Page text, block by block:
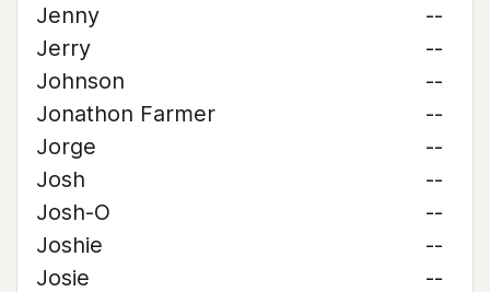
Jenny
--
Jerry
--
Johnson
--
Jonathon Farmer
--
Jorge
--
Josh
--
Josh-O
--
Joshie
--
Josie
--